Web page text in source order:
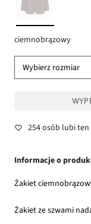
ciemnobrązowy
Wybierz rozmiar
254 osób lubi
Informacje o
Żakiet
Żakiet ze szwami